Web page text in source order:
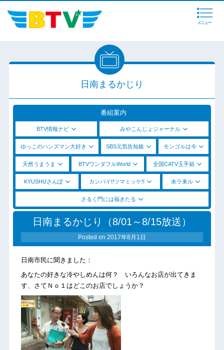
メニュー
日南まるかじり
番組案内
BTV情報ナビ みやこんじょジャーナル
ゆっこのハンズマン大好き SBS元気告知板 モンゴルは今
天然うまうま BTVワンダフルWorld 全国CATV玉手箱
KYUSHUさんぽ カンパイ!!ツマミッケ!! 未ラ来ル
さるく門には福きたる
日南まるかじり（8/01～8/15放送）
Posted on 2017年8月1日
日南市民に聞きました：
あなたの好きな冷やしめんは何？ いろんなお店が出てきま
す、さてＮｏ１はどこのお店でしょうか？